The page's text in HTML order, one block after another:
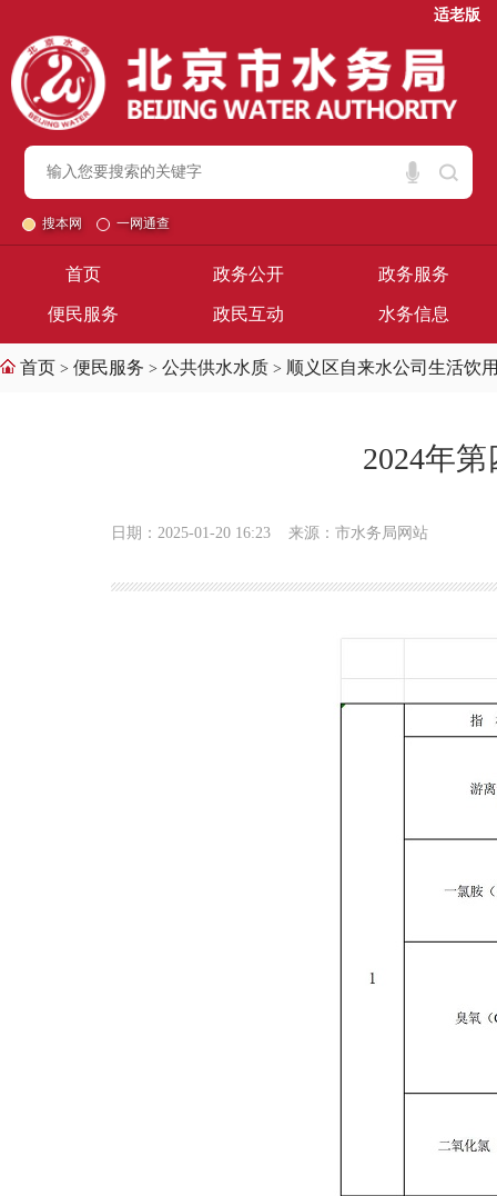
适老版
搜本网 一网通查
首页 政务公开 政务服务
便民服务 政民互动 水务信息
首页 > 便民服务 > 公共供水水质 > 顺义区自来水公司生活饮
2024年
日期：2025-01-20 16:23 来源：市水务局网站